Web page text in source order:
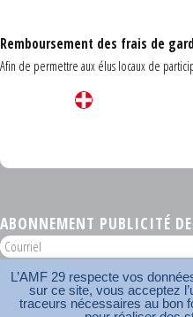
Remboursement des frais de
Afin de permettre aux élus locaux de
ABONNEMENT PUBLICITÉ
AMF 29 © 2026
Plan du site Nos coordonnées
L’AMF 29 respecte vos
sur ce site, vous acceptez
traceurs nécessaires au bon